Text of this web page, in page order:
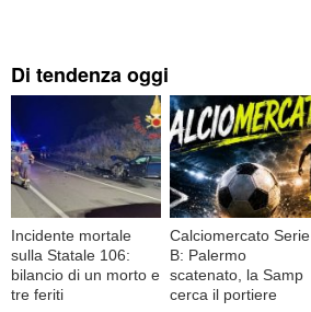
Di tendenza oggi
Incidente mortale
sulla Statale 106:
bilancio di un morto e
tre feriti
Calciomercato Serie
B: Palermo
scatenato, la Samp
cerca il portiere